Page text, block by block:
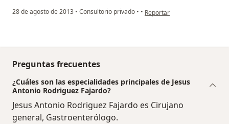
28 de agosto de 2013 • Consultorio privado • • en opinión del usuario
Reportar
Preguntas frecuentes
¿Cuáles son las especialidades principales de Jesus
Antonio Rodriguez Fajardo?
Jesus Antonio Rodriguez Fajardo es Cirujano
general, Gastroenterólogo.